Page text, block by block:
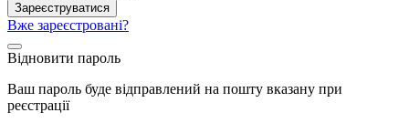
Зареєструватися
Вже зареєстровані?
Відновити пароль
Ваш пароль буде відправлений на пошту вказану при
реєстрації